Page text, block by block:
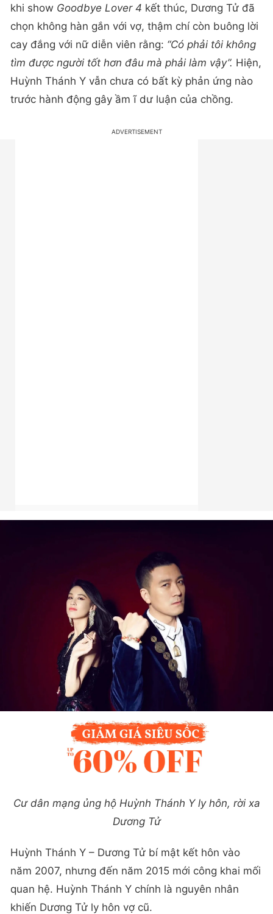
khi show Goodbye Lover 4 kết thúc, Dương Tử đã
chọn không hàn gắn với vợ, thậm chí còn buông lời
cay đắng với nữ diễn viên rằng: “Có phải tôi không
tìm được người tốt hơn đâu mà phải làm vậy”. Hiện,
Huỳnh Thánh Y vẫn chưa có bất kỳ phản ứng nào
trước hành động gây ầm ĩ dư luận của chồng.
Cư dân mạng ủng hộ Huỳnh Thánh Y ly hôn, rời xa
Dương Tử
Huỳnh Thánh Y – Dương Tử bí mật kết hôn vào
năm 2007, nhưng đến năm 2015 mới công khai mối
quan hệ. Huỳnh Thánh Y chính là nguyên nhân
khiến Dương Tử ly hôn vợ cũ.